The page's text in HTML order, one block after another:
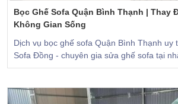
Bọc Ghế Sofa Quận Bình Thạnh | Thay
Không Gian Sống
Dịch vụ bọc ghế sofa Quận Bình Thạnh uy
Sofa Đồng - chuyên gia sửa ghế sofa tại
hiện đại, thi công trong ngày hỏa tốc.